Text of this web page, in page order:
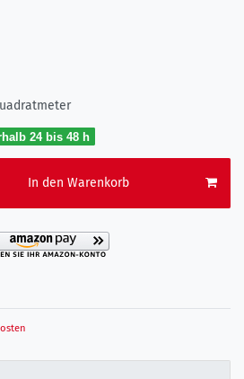
24 bis 48 h
In den Warenkorb